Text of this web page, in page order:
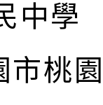
中學
市桃